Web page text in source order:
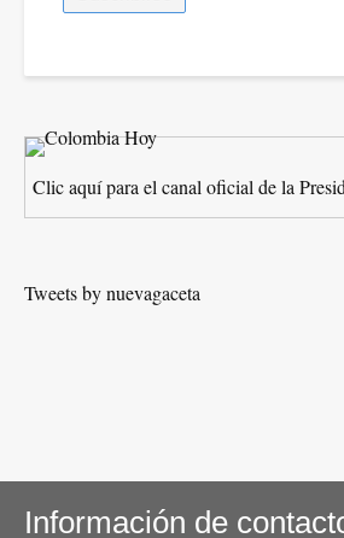
Clic aquí para el canal oficial de la
Tweets by nuevagaceta
Información de